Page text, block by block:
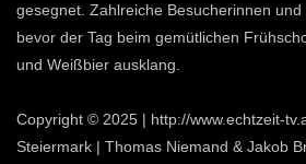
gesegnet. Zahlreiche Besucherinnen und
bevor der Tag beim gemütlichen
und Weißbier ausklang.
Copyright © 2025 | http://www.echtzeit-
Steiermark | Thomas Niemand & Jakob